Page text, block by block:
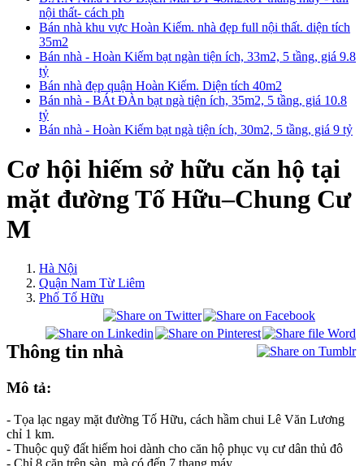
nội thất- cách ph
Bán nhà khu vực Hoàn Kiếm. nhà đẹp full nội thất. diện tích
35m2
Bán nhà - Hoàn Kiếm bạt ngàn tiện ích, 33m2, 5 tầng, giá 9.8
tỷ
Bán nhà đẹp quận Hoàn Kiếm. Diện tích 40m2
Bán nhà - BÁt ĐÀn bạt ngà tiện ích, 35m2, 5 tầng, giá 10.8
tỷ
Bán nhà - Hoàn Kiếm bạt ngà tiện ích, 30m2, 5 tầng, giá 9 tỷ
Cơ hội hiếm sở hữu căn hộ tại
mặt đường Tố Hữu–Chung Cư
M
Hà Nội
Quận Nam Từ Liêm
Phố Tố Hữu
Thông tin nhà
Mô tả:
- Tọa lạc ngay mặt đường Tố Hữu, cách hầm chui Lê Văn Lương
chỉ 1 km.
- Thuộc quỹ đất hiếm hoi dành cho căn hộ phục vụ cư dân thủ đô
- Chỉ 8 căn trên sàn, mà có đến 7 thang máy